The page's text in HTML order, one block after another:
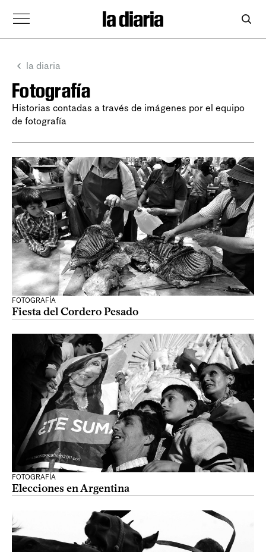
la diaria
Fotografía
Historias contadas a través de imágenes por el equipo
de fotografía
FOTOGRAFÍA
Fiesta del Cordero Pesado
FOTOGRAFÍA
Elecciones en Argentina